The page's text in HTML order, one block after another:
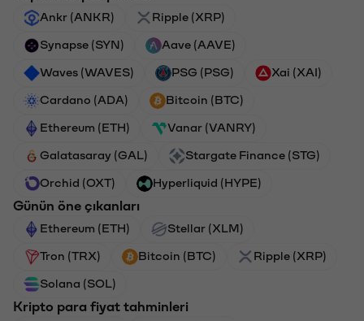
Ankr (ANKR) Ripple (XRP)
Synapse (SYN) Aave (AAVE)
Waves (WAVES) PSG (PSG) Xai (XAI)
Cardano (ADA) Bitcoin (BTC)
Ethereum (ETH) Vanar (VANRY)
Galatasaray (GAL) Stargate Finance (STG)
Orchid (OXT) Hyperliquid (HYPE)
Günün öne çıkanları
Ethereum (ETH) Stellar (XLM)
Tron (TRX) Bitcoin (BTC) Ripple (XRP)
Solana (SOL)
Kripto para fiyat tahminleri